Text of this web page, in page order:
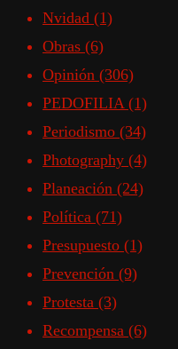
Nvidad (1)
Obras (6)
Opinión (306)
PEDOFILIA (1)
Periodismo (34)
Photography (4)
Planeación (24)
Política (71)
Presupuesto (1)
Prevención (9)
Protesta (3)
Recompensa (6)